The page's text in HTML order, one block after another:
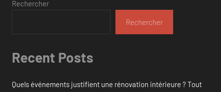
Rechercher
Rechercher
Recent Posts
Quels événements justifient une rénovation intérieure ? Tout